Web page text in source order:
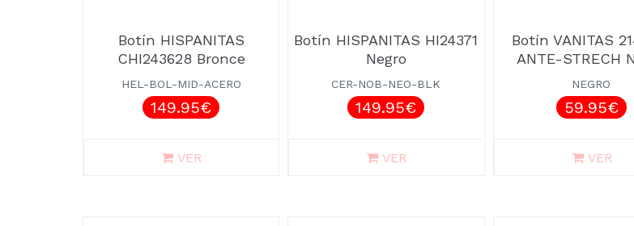
Botín HISPANITAS
CHI243628 Bronce
HEL-BOL-MID-ACERO
149.95€
VER
Botín HISPANITAS HI24371
Negro
CER-NOB-NEO-BLK
149.95€
VER
Botín VANITAS
ANTE-STRECH
NEGRO
59.95€
VER